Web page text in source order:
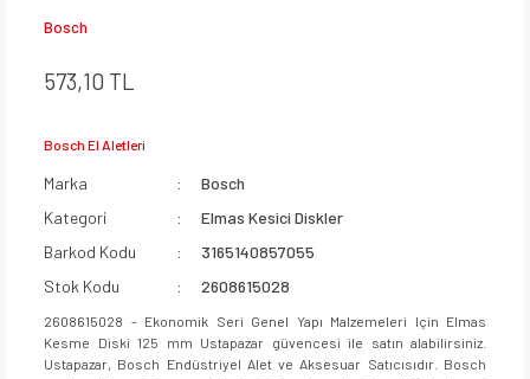
Bosch
573,10 TL
Bosch El Aletleri
Marka
Bosch
Kategori
Elmas Kesici Diskler
Barkod Kodu
3165140857055
Stok Kodu
2608615028
2608615028 - Ekonomik Seri Genel Yapı Malzemeleri Için Elmas
Kesme Diski 125 mm Ustapazar güvencesi ile satın alabilirsiniz.
Ustapazar, Bosch Endüstriyel Alet ve Aksesuar Satıcısıdır. Bosch